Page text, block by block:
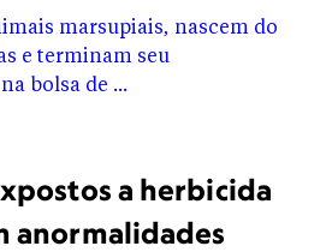
a herbicida
anormalidades